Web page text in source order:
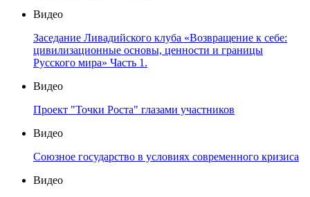
Видео
Заседание Ливадийского клуба «Возвращение к себе:
цивилизационные основы, ценности и границы
Русского мира» Часть 1.
Видео
Проект "Точки Роста" глазами участников
Видео
Союзное государство в условиях современного кризиса
Видео